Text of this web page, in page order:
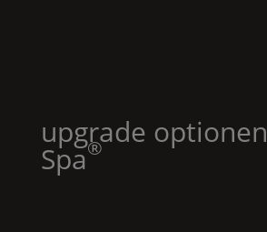
upgrade optionen
Spa®